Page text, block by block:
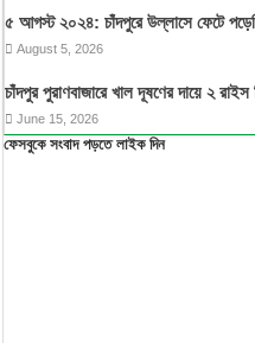
৫ আগস্ট ২০২৪: চাঁদপুরে উল্লাসে ফেটে
August 5, 2026
চাঁদপুর পুরাণবাজারে খাল দূষণের দায়ে ২
June 15, 2026
ফেসবুকে সংবাদ পড়তে লাইক দিন